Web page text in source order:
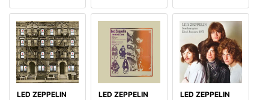
LED ZEPPELIN
LED ZEPPELIN
LED ZEPPELIN